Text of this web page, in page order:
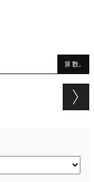
算数,